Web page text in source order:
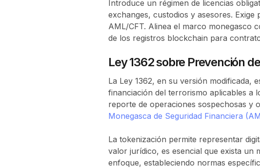
Introduce un régimen de licencias
exchanges, custodios y asesores.
AML/CFT. Alinea el marco monegasco
de los registros blockchain para
Ley 1362 sobre Prevención
La Ley 1362, en su versión modificada,
financiación del terrorismo aplicables a
reporte de operaciones sospechosas y
Monegasca de Seguridad Financiera
La tokenización permite representar
valor jurídico, es esencial que exista
enfoque, estableciendo normas